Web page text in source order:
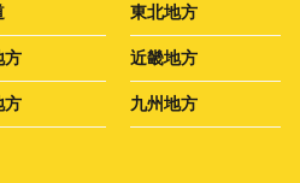
東北地方
方 近畿地方
方 九州地方